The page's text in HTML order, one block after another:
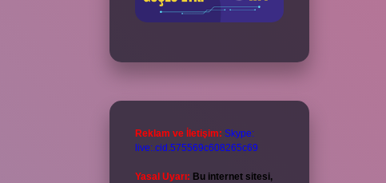
Reklam ve İletişim: Skype:
live:.cid.575569c608265c69
Yasal Uyarı: Bu internet sitesi,